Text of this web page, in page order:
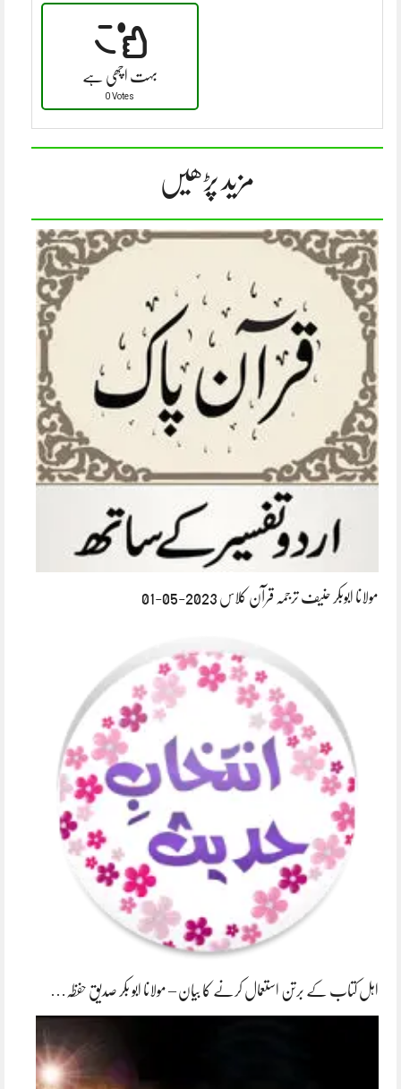
بہت اچھی ہے
0 Votes
مزید پڑھیں
مولانا ابوبکر حنیف ترجمہ قرآن کلاس 2023-05-01
اہل کتاب کے برتن استعمال کرنے کا بیان – مولانا ابو بکر صدیق حفظہ…